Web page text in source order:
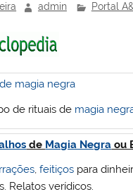
admin Portal
magia negra
de rituais de magia
de Magia Negra ou
,feitiços para
Relatos verídicos.